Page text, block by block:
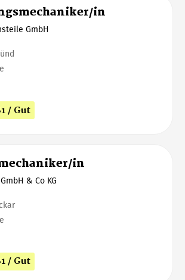
in
GmbH
/ Gut
in
& Co KG
/ Gut